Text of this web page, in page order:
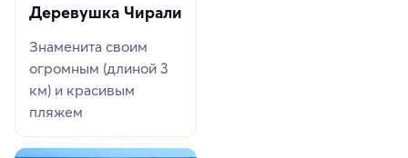
Деревушка Чирали
Знаменита своим
огромным (длиной 3
км) и красивым
пляжем